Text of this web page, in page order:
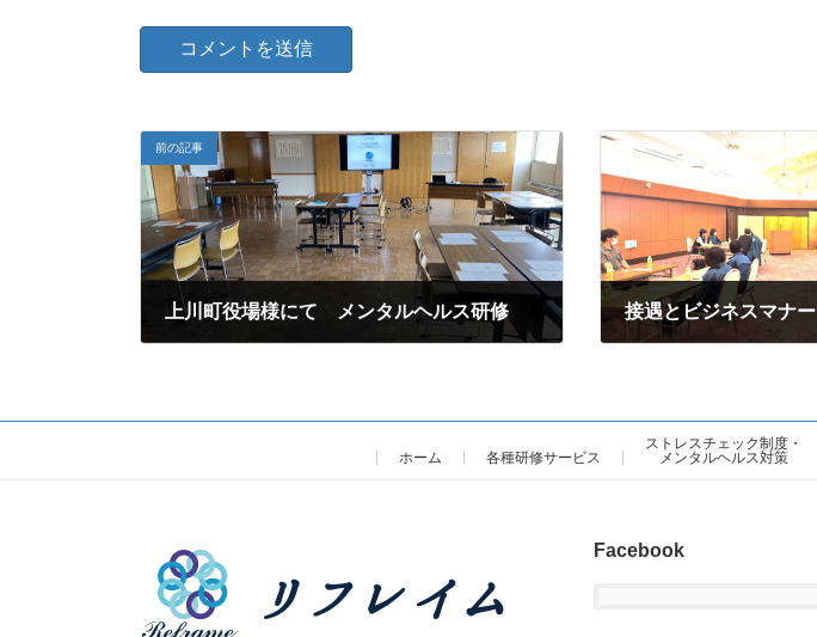
前の記事
上川町役場様にて メンタルヘルス研修 接遇とビジネスマナー
ホーム 各種研修サービス
ストレスチェック制度・
メンタルヘルス対策
Facebook